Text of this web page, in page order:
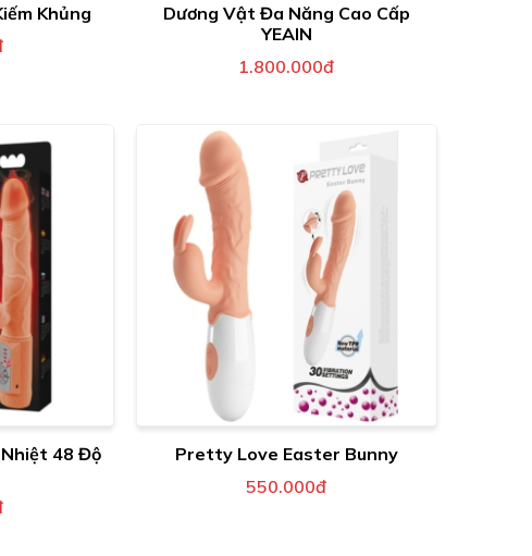
Khủng
Dương Vật Đa Năng Cao Cấp
YEAIN
1.800.000đ
48 Độ
Pretty Love Easter Bunny
550.000đ